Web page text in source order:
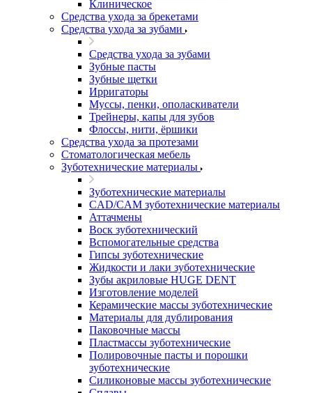
Клиническое
Средства ухода за брекетами
Средства ухода за зубами
Средства ухода за зубами
Зубные пасты
Зубные щетки
Ирригаторы
Муссы, пенки, ополаскиватели
Трейнеры, капы для зубов
Флоссы, нити, ёршики
Средства ухода за протезами
Стоматологическая мебель
Зуботехнические материалы
Зуботехнические материалы
CAD/CAM зуботехнические материалы
Аттачмены
Воск зуботехнический
Вспомогательные средства
Гипсы зуботехнические
Жидкости и лаки зуботехнические
Зубы акриловые HUGE DENT
Изготовление моделей
Керамические массы зуботехнические
Материалы для дублирования
Паковочные массы
Пластмассы зуботехнические
Полировочные пасты и порошки
зуботехнические
Силиконовые массы зуботехнические